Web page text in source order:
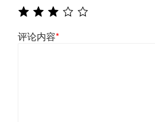
评论内容*